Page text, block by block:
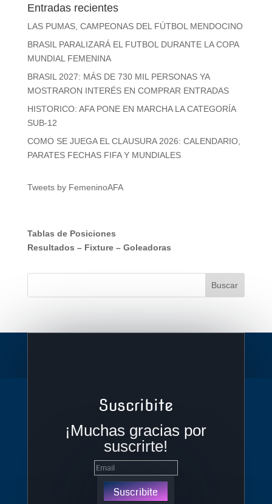
Entradas recientes
LAS PUMAS, CAMPEONAS DEL FÚTBOL MENDOCINO
BRASIL PARALIZARÁ EL FUTBOL DURANTE LA COPA
MUNDIAL FEMENINA
BRASIL 2027: MÁS DE 730 MIL PERSONAS YA
MOSTRARON INTERÉS EN COMPRAR ENTRADAS
HISTORICO: AFA PONE EN MARCHA LA CATEGORÍA
SUB-12
COMO SE JUEGA EL CLAUSURA 2026: CALENDARIO,
PARATES FECHAS FIFA Y MUNDIALES
Tweets by FemeninoAFA
Tablas de Posiciones
Resultados – Fixture– Goleadoras
Suscribite
¡Muchas gracias por
suscrirte!
Suscribite